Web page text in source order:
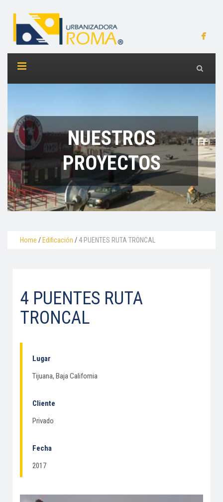
NUESTROS
PROYECTOS
Home / Edificación / 4 PUENTES RUTA TRONCAL
4 PUENTES RUTA
TRONCAL
Lugar
Tijuana, Baja California
Cliente
Privado
Fecha
2017